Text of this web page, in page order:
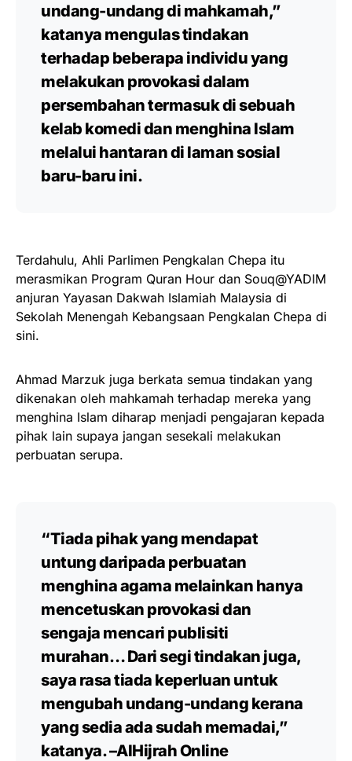
undang-undang di mahkamah,”
katanya mengulas tindakan
terhadap beberapa individu yang
melakukan provokasi dalam
persembahan termasuk di sebuah
kelab komedi dan menghina Islam
melalui hantaran di laman sosial
baru-baru ini.
Terdahulu, Ahli Parlimen Pengkalan Chepa itu
merasmikan Program Quran Hour dan Souq@YADIM
anjuran Yayasan Dakwah Islamiah Malaysia di
Sekolah Menengah Kebangsaan Pengkalan Chepa di
sini.
Ahmad Marzuk juga berkata semua tindakan yang
dikenakan oleh mahkamah terhadap mereka yang
menghina Islam diharap menjadi pengajaran kepada
pihak lain supaya jangan sesekali melakukan
perbuatan serupa.
“Tiada pihak yang mendapat
untung daripada perbuatan
menghina agama melainkan hanya
mencetuskan provokasi dan
sengaja mencari publisiti
murahan… Dari segi tindakan juga,
saya rasa tiada keperluan untuk
mengubah undang-undang kerana
yang sedia ada sudah memadai,”
katanya. –AlHijrah Online